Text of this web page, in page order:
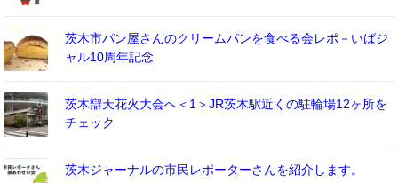
茨木市パン屋さんのクリームパンを食べる会レポ－いばジ
ャル10周年記念
茨木辯天花火大会へ＜1＞JR茨木駅近くの駐輪場12ヶ所を
チェック
茨木ジャーナルの市民レポーターさんを紹介します。